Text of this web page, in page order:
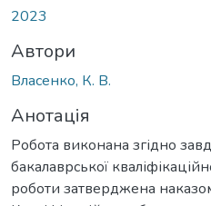
2023
Автори
Власенко, К. В.
Анотація
Робота виконана згідно
бакалаврської
роботи затверджена